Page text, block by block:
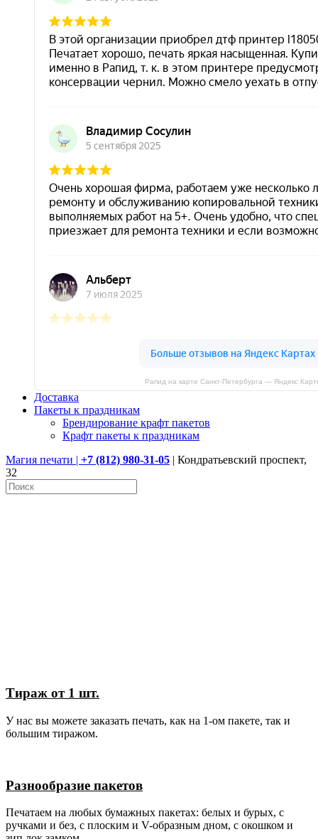
Рапид на карте Санкт‑Петербурга — Яндекс
Доставка
Пакеты к праздникам
Брендирование крафт пакетов
Крафт пакеты к праздникам
Магия печати | +7 (812) 980-31-05 | Кондратьевский проспект,
32
Тираж от 1 шт.
У нас вы можете заказать печать, как на 1-ом пакете, так и
большим тиражом.
Разнообразие пакетов
Печатаем на любых бумажных пакетах: белых и бурых, с
ручками и без, с плоским и V-образным дном, с окошком и